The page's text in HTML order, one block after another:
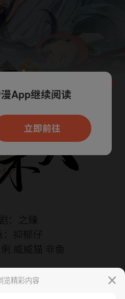
览精彩内容
阅读，可打开App新用
天免费看
App继续阅读
立即前往